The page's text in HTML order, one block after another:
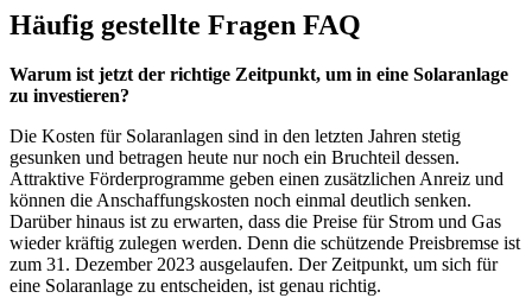
Häufig gestellte Fragen FAQ
Warum ist jetzt der richtige Zeitpunkt, um in eine Solaranlage
zu investieren?
Die Kosten für Solaranlagen sind in den letzten Jahren stetig
gesunken und betragen heute nur noch ein Bruchteil dessen.
Attraktive Förderprogramme geben einen zusätzlichen Anreiz und
können die Anschaffungskosten noch einmal deutlich senken.
Darüber hinaus ist zu erwarten, dass die Preise für Strom und Gas
wieder kräftig zulegen werden. Denn die schützende Preisbremse ist
zum 31. Dezember 2023 ausgelaufen. Der Zeitpunkt, um sich für
eine Solaranlage zu entscheiden, ist genau richtig.